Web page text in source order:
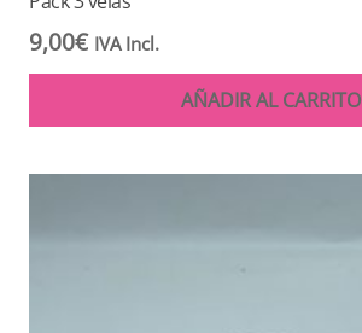
9,00€ IVA Incl.
AÑADIR AL CARRITO